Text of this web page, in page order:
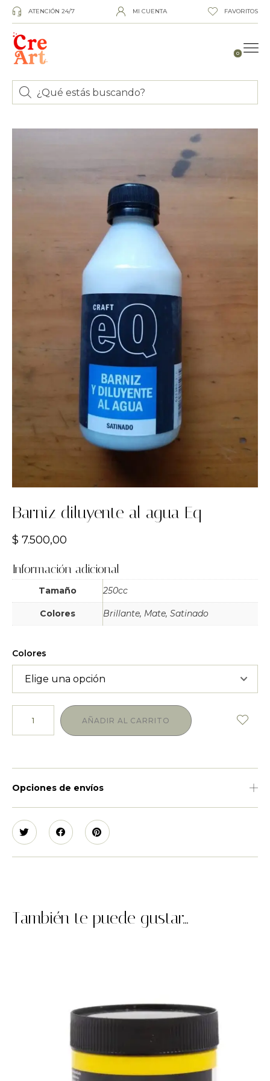
ATENCIÓN 24/7 MI CUENTA FAVORITOS
0
Barniz diluyente al agua Eq
$ 7.500,00
Información adicional
Tamaño 250cc
Colores Brillante, Mate, Satinado
Colores
AÑADIR AL CARRITO
Opciones de envíos
También te puede gustar...